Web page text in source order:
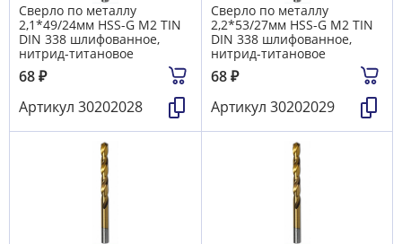
Сверло по металлу
2,1*49/24мм HSS-G M2 TIN
DIN 338 шлифованное,
нитрид-титановое
68₽
Артикул 30202028
Сверло по металлу
2,2*53/27мм HSS-G M2 TIN
DIN 338 шлифованное,
нитрид-титановое
68₽
Артикул 30202029